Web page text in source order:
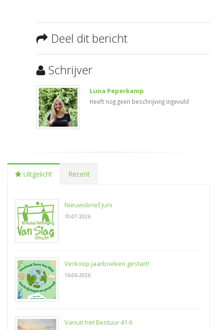
Deel dit bericht
Schrijver
Luna Peperkamp
Heeft nog geen beschrijving ingevuld
Uitgelicht Recent
Nieuwsbrief Juni
10-07-2026
Verkoop jaarboeken gestart!
16-06-2026
Vanuit het Bestuur 41.6